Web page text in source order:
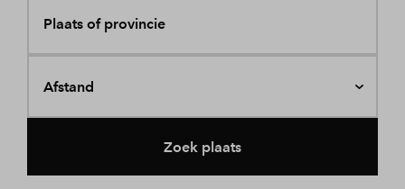
Plaats of provincie
Afstand
Zoek plaats